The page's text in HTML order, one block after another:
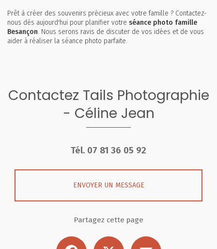
Prêt à créer des souvenirs précieux avec votre famille ? Contactez-
nous dès aujourd'hui pour planifier votre séance photo famille
Besançon. Nous serons ravis de discuter de vos idées et de vous
aider à réaliser la séance photo parfaite.
Contactez Tails Photographie
- Céline Jean
Tél. 07 81 36 05 92
ENVOYER UN MESSAGE
Partagez cette page
Facebook